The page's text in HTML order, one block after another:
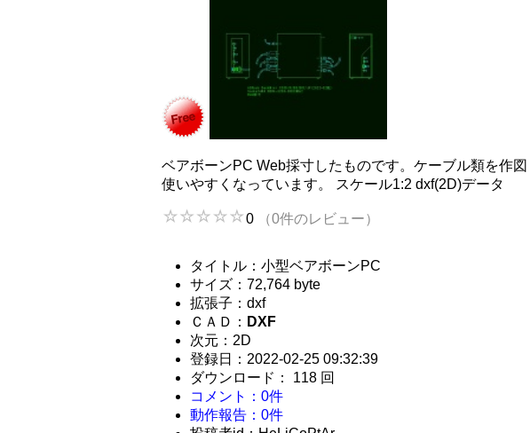
ベアボーンPC Web採寸したものです。ケーブル類を作
使いやすくなっています。 スケール1:2 dxf(2D)データ
0 （0件のレビュー）
タイトル：小型ベアボーンPC
サイズ：72,764 byte
拡張子：dxf
ＣＡＤ： DXF
次元：2D
登録日：2022-02-25 09:32:39
ダウンロード： 118 回
コメント：0件
動作報告：0件